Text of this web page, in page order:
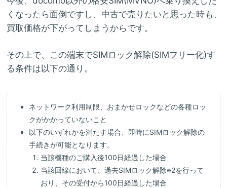
くなったら面倒ですし、中古で売りたいと思った時も、
買取価格が下がってしまうからです。
その上で、この端末でSIMロック解除(SIMフリー化)す
る条件は以下の通り。
ネットワーク利用制限、おまかせロックなどの各種ロッ
クがかかっていないこと
以下のいずれかを満たす場合、即時にSIMロック解除の
手続きが可能となります。
当該機種のご購入後100日経過した場合
当該回線において、過去SIMロック解除※2を行って
おり、その受付から100日経過した場合